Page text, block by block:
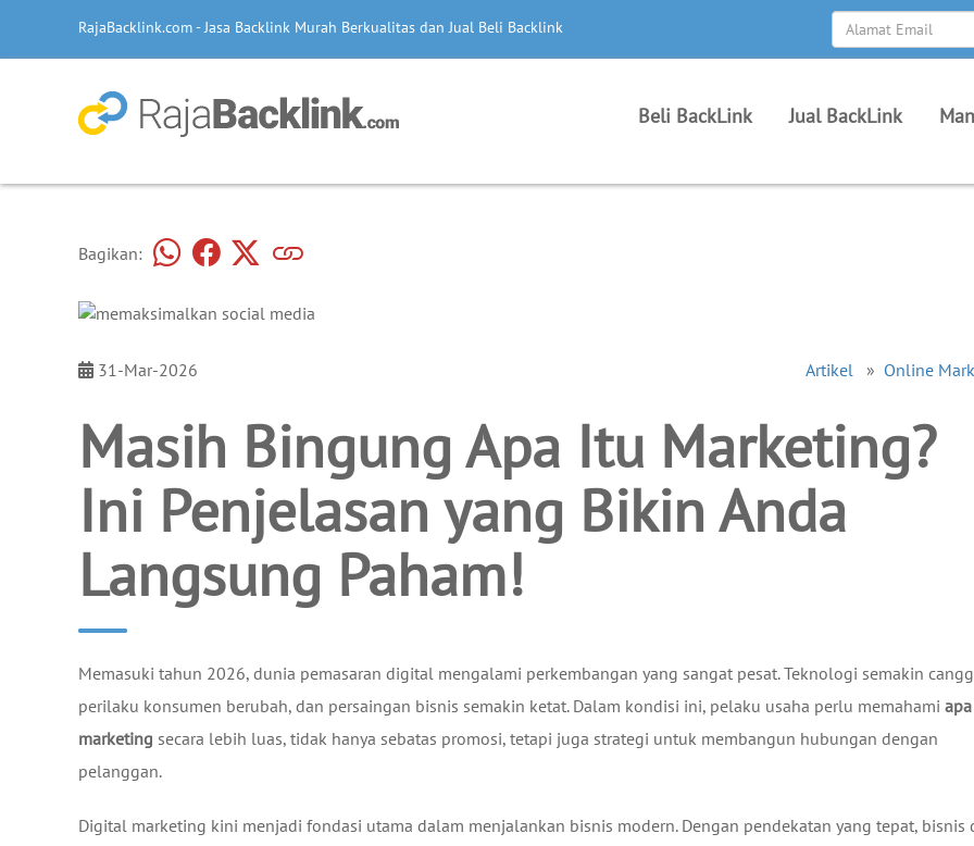
RajaBacklink.com - Jasa Backlink Murah Berkualitas dan Jual Beli Backlink
Beli BackLink Jual BackLink
Bagikan:
31-Mar-2026 Artikel » Online
Masih Bingung Apa Itu Marketing?
Ini Penjelasan yang Bikin Anda
Langsung Paham!
Memasuki tahun 2026, dunia pemasaran digital mengalami perkembangan yang sangat pesat. Teknologi semakin
perilaku konsumen berubah, dan persaingan bisnis semakin ketat. Dalam kondisi ini, pelaku usaha perlu memahami
marketing secara lebih luas, tidak hanya sebatas promosi, tetapi juga strategi untuk membangun hubungan dengan
pelanggan.
Digital marketing kini menjadi fondasi utama dalam menjalankan bisnis modern. Dengan pendekatan yang tepat, bisnis